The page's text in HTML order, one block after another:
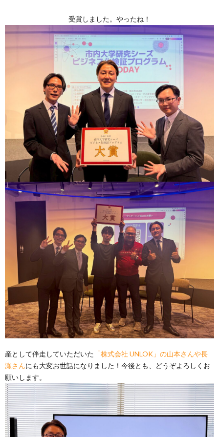
受賞しました。やったね！
産として伴走していただいた 「株式会社 UNLOK」の山本さんや長
瀬さんにも大変お世話になりました！今後とも、どうぞよろしくお
願いします。